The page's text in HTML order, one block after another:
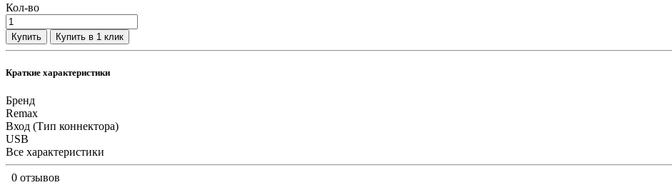
Кол-во
Купить Купить в 1 клик
Краткие характеристики
Бренд
Remax
Вход (Тип коннектора)
USB
Все характеристики
0 отзывов